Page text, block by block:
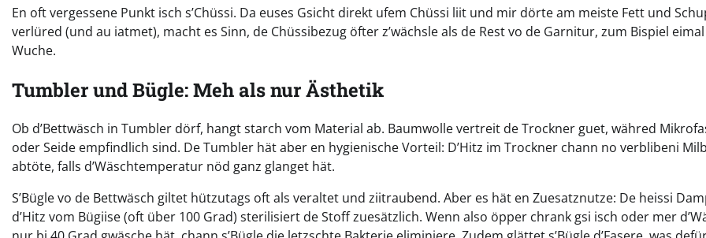
En oft vergessene Punkt isch s’Chüssi. Da euses Gsicht direkt ufem Chüssi liit und mir dörte am meiste Fett und
verlüred (und au iatmet), macht es Sinn, de Chüssibezug öfter z’wächsle als de Rest vo de Garnitur, zum Bispiel
Wuche.
Tumbler und Bügle: Meh als nur Ästhetik
Ob d’Bettwäsch in Tumbler dörf, hangt starch vom Material ab. Baumwolle vertreit de Trockner guet, währed
oder Seide empfindlich sind. De Tumbler hät aber en hygienische Vorteil: D’Hitz im Trockner chann no verblibeni
abtöte, falls d’Wäschtemperatur nöd ganz glanget hät.
S’Bügle vo de Bettwäsch giltet hützutags oft als veraltet und ziitraubend. Aber es hät en Zuesatznutze: De heissi
d’Hitz vom Bügiise (oft über 100 Grad) sterilisiert de Stoff zuesätzlich. Wenn also öpper chrank gsi isch oder mer